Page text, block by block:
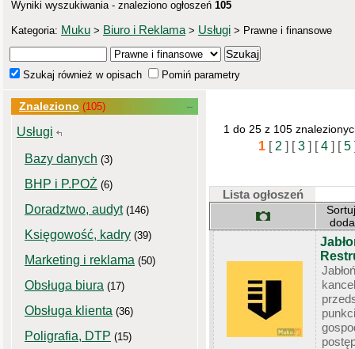
Wyniki wyszukiwania - znaleziono ogłoszeń 105
Kategoria: Muku > Biuro i Reklama> Usługi > Prawne i finansowe
Szukaj również w opisach Pomiń parametry
Znaleziono (105)
Usługi
Bazy danych (3)
BHP i P.POŻ (6)
Doradztwo, audyt(146)
Księgowość, kadry (39)
Marketing i reklama (50)
Obsługa biura (17)
Obsługa klienta (36)
Poligrafia, DTP (15)
1 do 25 z 105
1 [ 2 ] [3 ] [4 ] [5
Lista ogłoszeń